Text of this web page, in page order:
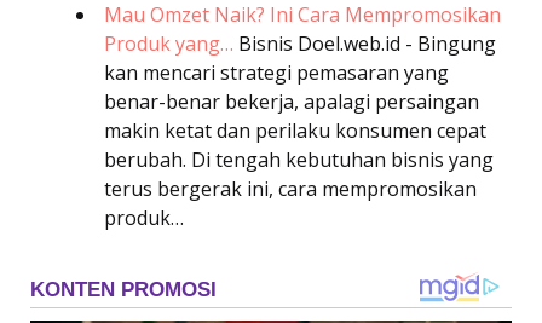
Mau Omzet Naik? Ini Cara Mempromosikan
Produk yang… Bisnis Doel.web.id - Bingung
kan mencari strategi pemasaran yang
benar-benar bekerja, apalagi persaingan
makin ketat dan perilaku konsumen cepat
berubah. Di tengah kebutuhan bisnis yang
terus bergerak ini, cara mempromosikan
produk…